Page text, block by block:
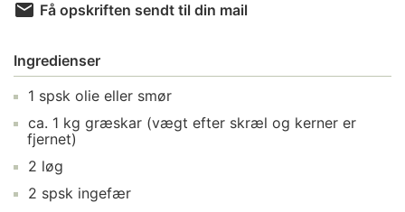
Få opskriften sendt til din mail
Ingredienser
1 spsk olie eller smør
ca. 1 kg græskar (vægt efter skræl og kerner er
fjernet)
2 løg
2 spsk ingefær